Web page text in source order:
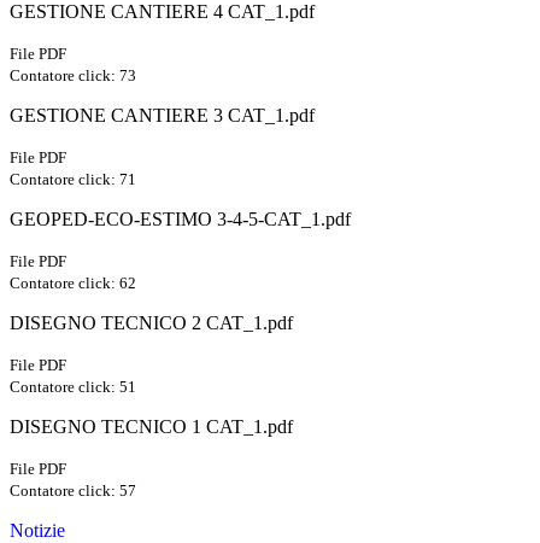
GESTIONE CANTIERE 4 CAT_1.pdf
File PDF
Contatore click: 73
GESTIONE CANTIERE 3 CAT_1.pdf
File PDF
Contatore click: 71
GEOPED-ECO-ESTIMO 3-4-5-CAT_1.pdf
File PDF
Contatore click: 62
DISEGNO TECNICO 2 CAT_1.pdf
File PDF
Contatore click: 51
DISEGNO TECNICO 1 CAT_1.pdf
File PDF
Contatore click: 57
Notizie